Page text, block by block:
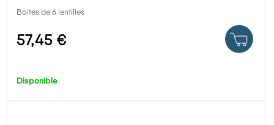
Boites de 6 lentilles
57,45 €
Disponible